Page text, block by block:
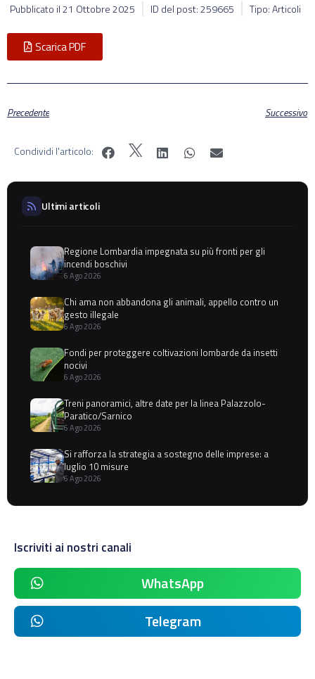
Pubblicato il21 Ottobre 2025 ID del post: 259665 Tipo: Articoli
Scarica PDF
Precedente Successivo
Condividi l'articolo:
Ultimi articoli
Regione Lombardia impegnata su più fronti per gli
incendi boschivi
6 Ago 2026
Chi ama non abbandona gli animali, appello contro un
gesto illegale
6 Ago 2026
Fondi per proteggere coltivazioni lombarde da insetti
nocivi
6 Ago 2026
Treni panoramici, altre date per la linea Palazzolo-
Paratico/Sarnico
6 Ago 2026
Si rafforza la strategia a sostegno delle imprese: a
luglio 10 misure
6 Ago 2026
Iscriviti ai nostri canali
WhatsApp
Telegram